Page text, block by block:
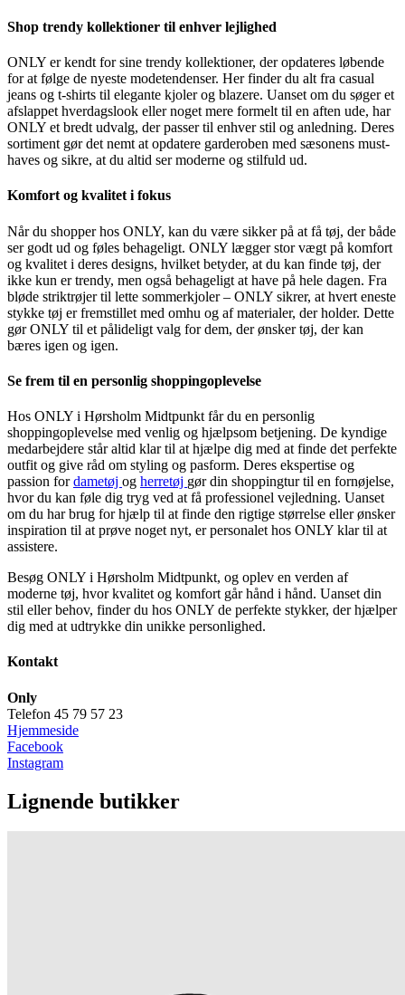
Shop trendy kollektioner til enhver lejlighed
ONLY er kendt for sine trendy kollektioner, der opdateres løbende
for at følge de nyeste modetendenser. Her finder du alt fra casual
jeans og t-shirts til elegante kjoler og blazere. Uanset om du søger et
afslappet hverdagslook eller noget mere formelt til en aften ude, har
ONLY et bredt udvalg, der passer til enhver stil og anledning. Deres
sortiment gør det nemt at opdatere garderoben med sæsonens must-
haves og sikre, at du altid ser moderne og stilfuld ud.
Komfort og kvalitet i fokus
Når du shopper hos ONLY, kan du være sikker på at få tøj, der både
ser godt ud og føles behageligt. ONLY lægger stor vægt på komfort
og kvalitet i deres designs, hvilket betyder, at du kan finde tøj, der
ikke kun er trendy, men også behageligt at have på hele dagen. Fra
bløde striktrøjer til lette sommerkjoler – ONLY sikrer, at hvert eneste
stykke tøj er fremstillet med omhu og af materialer, der holder. Dette
gør ONLY til et pålideligt valg for dem, der ønsker tøj, der kan
bæres igen og igen.
Se frem til en personlig shoppingoplevelse
Hos ONLY i Hørsholm Midtpunkt får du en personlig
shoppingoplevelse med venlig og hjælpsom betjening. De kyndige
medarbejdere står altid klar til at hjælpe dig med at finde det perfekte
outfit og give råd om styling og pasform. Deres ekspertise og
passion fordametøj og herretøj gør din shoppingtur til en fornøjelse,
hvor du kan føle dig tryg ved at få professionel vejledning. Uanset
om du har brug for hjælp til at finde den rigtige størrelse eller ønsker
inspiration til at prøve noget nyt, er personalet hos ONLY klar til at
assistere.
Besøg ONLY i Hørsholm Midtpunkt, og oplev en verden af
moderne tøj, hvor kvalitet og komfort går hånd i hånd. Uanset din
stil eller behov, finder du hos ONLY de perfekte stykker, der hjælper
dig med at udtrykke din unikke personlighed.
Kontakt
Only
Telefon 45 79 57 23
Hjemmeside
Facebook
Instagram
Lignende butikker